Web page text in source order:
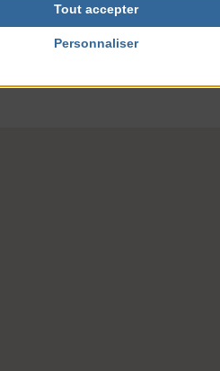
Tout accepter
Personnaliser